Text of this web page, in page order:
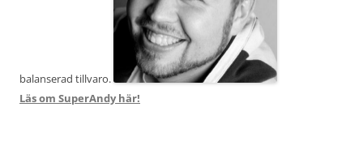
balanserad tillvaro.
Läs om SuperAndy här!